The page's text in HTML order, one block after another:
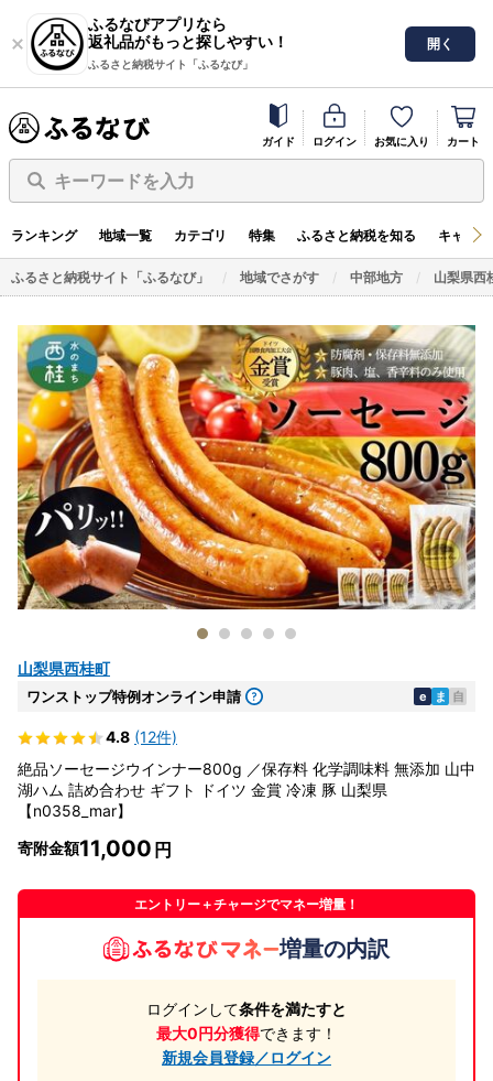
ふるなびアプリなら
返礼品がもっと探しやすい！
ふるさと納税サイト「ふるなび」
開く
ガイド ログイン お気に入り カート
キーワードを入力
ランキング 地域一覧 カテゴリ 特集 ふるさと納税を知る キャン
ふるさと納税サイト「ふるなび」 地域でさがす 中部地方 山梨県西
山梨県西桂町
ワンストップ特例オンライン申請 e ま 自
4.8 (12件)
絶品ソーセージウインナー800g ／保存料 化学調味料 無添加 山中
湖ハム 詰め合わせ ギフト ドイツ 金賞 冷凍 豚 山梨県
【n0358_mar】
寄附金額11,000
エントリー＋チャージでマネー増量！
増量の内訳
ログインして条件を満たすと
最大0円分獲得できます！
新規会員登録／ログイン